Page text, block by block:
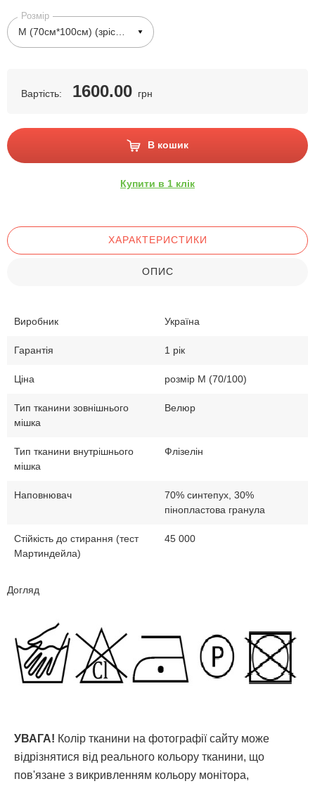
Розмір
Вартість: 1600.00 грн
В кошик
Купити в 1 клік
ХАРАКТЕРИСТИКИ
ОПИС
Виробник Україна
Гарантія 1 рік
Ціна розмір М (70/100)
Тип тканини зовнішнього
мішка
Велюр
Тип тканини внутрішнього
мішка
Флізелін
Наповнювач
70% синтепух, 30%
пінопластова гранула
Стійкість до стирання (тест
Мартиндейла)
45 000
Догляд
УВАГА! Колір тканини на фотографії сайту може
відрізнятися від реального кольору тканини, що
пов'язане з викривленням кольору монітора,